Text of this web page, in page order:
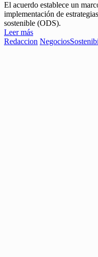
El acuerdo establece un
implementación de
sostenible (ODS).
Leer más
Redaccion Negocios